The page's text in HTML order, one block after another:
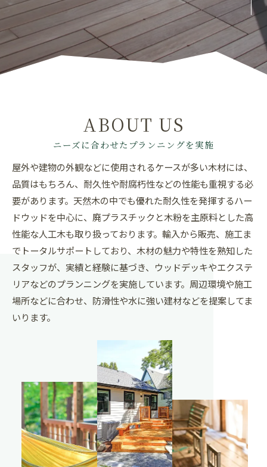
ニーズに合わせたプランニングを実施
ABOUT US
屋外や建物の外観などに使用されるケースが多い木材には、
品質はもちろん、耐久性や耐腐朽性などの性能も重視する必
要があります。天然木の中でも優れた耐久性を発揮するハー
ドウッドを中心に、廃プラスチックと木粉を主原料とした高
性能な人工木も取り扱っております。輸入から販売、施工ま
でトータルサポートしており、木材の魅力や特性を熟知した
スタッフが、実績と経験に基づき、ウッドデッキやエクステ
リアなどのプランニングを実施しています。周辺環境や施工
場所などに合わせ、防滑性や水に強い建材などを提案してま
いります。